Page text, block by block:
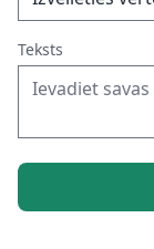
Teksts